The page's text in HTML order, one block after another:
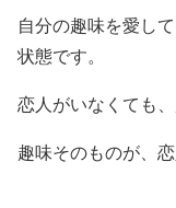
自分の趣味を愛し
状態です。
恋人がいなくても
趣味そのものが、恋